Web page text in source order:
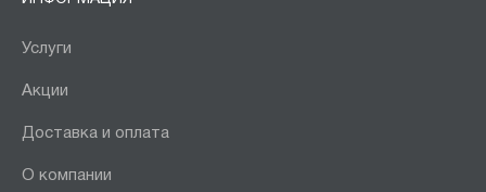
Услуги
Акции
Доставка и оплата
О компании